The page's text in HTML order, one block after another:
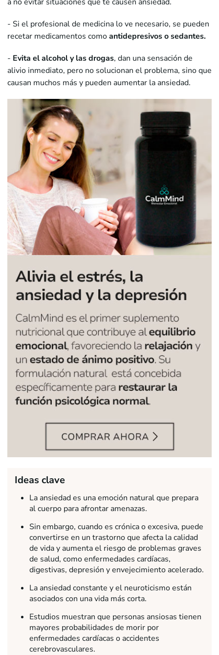
- Si el profesional de medicina lo ve necesario, se pueden
recetar medicamentos comoantidepresivos o sedantes.
- Evita el alcohol y las drogas, dan una sensación de
alivio inmediato, pero no solucionan el problema, sino que
causan muchos más y pueden aumentar la ansiedad.
Ideas clave
La ansiedad es una emoción natural que prepara
al cuerpo para afrontar amenazas.
Sin embargo, cuando es crónica o excesiva, puede
convertirse en un trastorno que afecta la calidad
de vida y aumenta el riesgo de problemas graves
de salud, como enfermedades cardíacas,
digestivas, depresión y envejecimiento acelerado.
La ansiedad constante y el neuroticismo están
asociados con una vida más corta.
Estudios muestran que personas ansiosas tienen
mayores probabilidades de morir por
enfermedades cardíacas o accidentes
cerebrovasculares.